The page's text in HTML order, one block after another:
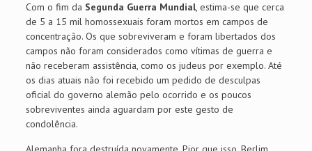
Com o fim da Segunda Guerra Mundial, estima-se que cerca
de 5 a 15 mil homossexuais foram mortos em campos de
concentração. Os que sobreviveram e foram libertados dos
campos não foram considerados como vítimas de guerra e
não receberam assistência, como os judeus por exemplo. Até
os dias atuais não foi recebido um pedido de desculpas
oficial do governo alemão pelo ocorrido e os poucos
sobreviventes ainda aguardam por este gesto de
condolência.